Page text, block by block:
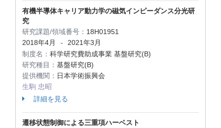
有機半導体キャリア動力学の磁気インピーダンス分光研
究
研究課題/領域番号： 18H01951
2018年4月
-
2021年3月
制度名： 科学研究費助成事業 基盤研究(B)
研究種目： 基盤研究(B)
提供機関： 日本学術振興会
生駒 忠昭
詳細を見る
遷移状態制御による三重項ハーベスト